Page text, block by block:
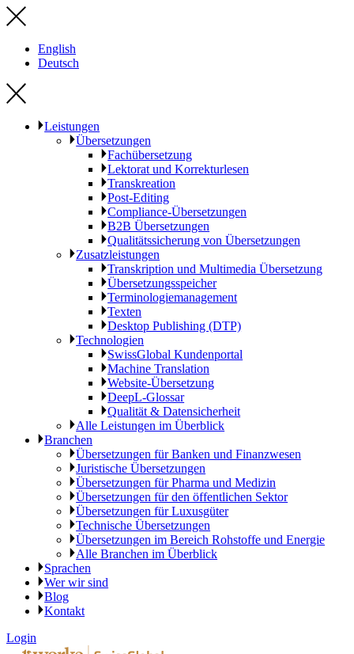
English
Deutsch
Leistungen
Übersetzungen
Fachübersetzung
Lektorat und Korrekturlesen
Transkreation
Post-Editing
Compliance-Übersetzungen
B2B Übersetzungen
Qualitätssicherung von Übersetzungen
Zusatzleistungen
Transkription und Multimedia Übersetzung
Übersetzungsspeicher
Terminologiemanagement
Texten
Desktop Publishing (DTP)
Technologien
SwissGlobal Kundenportal
Machine Translation
Website-Übersetzung
DeepL-Glossar
Qualität & Datensicherheit
Alle Leistungen im Überblick
Branchen
Übersetzungen für Banken und Finanzwesen
Juristische Übersetzungen
Übersetzungen für Pharma und Medizin
Übersetzungen für den öffentlichen Sektor
Übersetzungen für Luxusgüter
Technische Übersetzungen
Übersetzungen im Bereich Rohstoffe und Energie
Alle Branchen im Überblick
Sprachen
Wer wir sind
Blog
Kontakt
Login